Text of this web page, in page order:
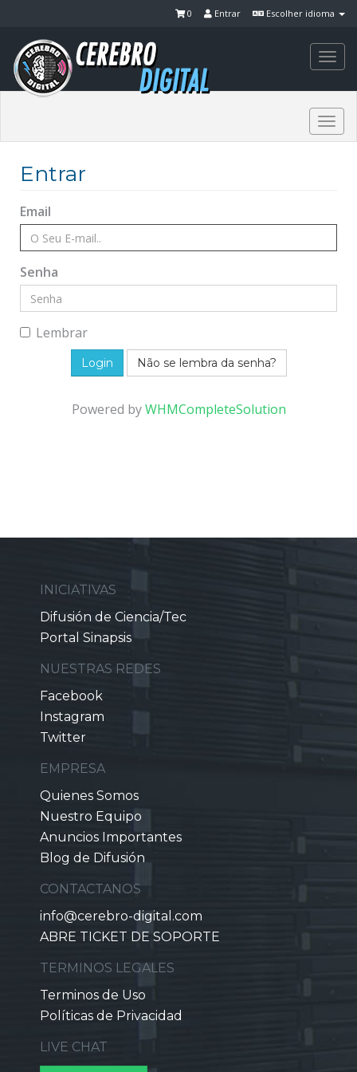
Escolher idioma
Entrar
0
Entrar
Email
Senha
Lembrar
Não se lembra da senha?
Powered byWHMCompleteSolution
INICIATIVAS
Difusión de Ciencia/Tec
Portal Sinapsis
NUESTRAS REDES
Facebook
Instagram
Twitter
EMPRESA
Quienes Somos
Nuestro Equipo
Anuncios Importantes
Blog de Difusión
CONTACTANOS
info@cerebro-digital.com
ABRE TICKET DE SOPORTE
TERMINOS LEGALES
Terminos de Uso
Políticas de Privacidad
LIVE CHAT